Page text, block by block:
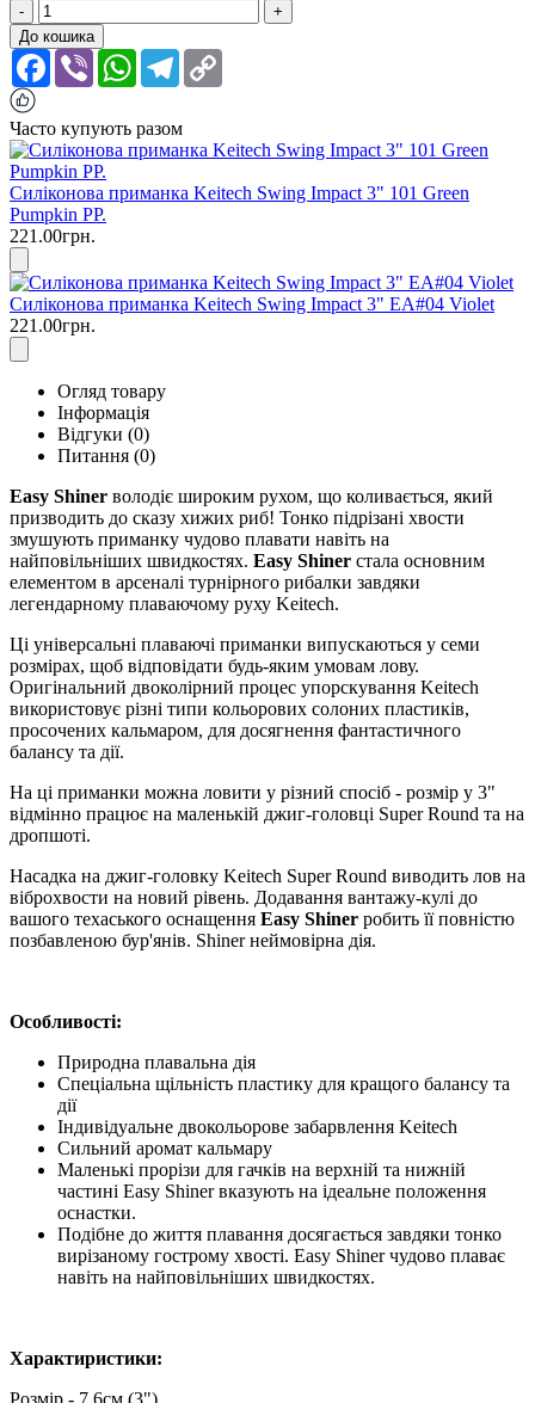
-
+
До кошика
Facebook
Viber WhatsApp
Telegram
Часто купують разом
Силіконова приманка Keitech Swing Impact 3" 101 Green
Pumpkin PP.
221.00грн.
Силіконова приманка Keitech Swing Impact 3" EA#04 Violet
221.00грн.
Огляд товару
Інформація
Відгуки (0)
Питання (0)
Easy Shiner володіє широким рухом, що коливається, який
призводить до сказу хижих риб! Тонко підрізані хвости
змушують приманку чудово плавати навіть на
найповільніших швидкостях. Easy Shiner стала основним
елементом в арсеналі турнірного рибалки завдяки
легендарному плаваючому руху Keitech.
Ці універсальні плаваючі приманки випускаються у семи
розмірах, щоб відповідати будь-яким умовам лову.
Оригінальний двоколірний процес упорскування Keitech
використовує різні типи кольорових солоних пластиків,
просочених кальмаром, для досягнення фантастичного
балансу та дії.
На ці приманки можна ловити у різний спосіб - розмір y 3"
відмінно працює на маленькій джиг-головці Super Round та на
дропшоті.
Насадка на джиг-головку Keitech Super Round виводить лов на
віброхвости на новий рівень. Додавання вантажу-кулі до
вашого техаського оснащення Easy Shiner робить її повністю
позбавленою бур'янів. Shiner неймовірна дія.
Особливості:
Природна плавальна дія
Спеціальна щільність пластику для кращого балансу та
дії
Індивідуальне двокольорове забарвлення Keitech
Сильний аромат кальмару
Маленькі прорізи для гачків на верхній та нижній
частині Easy Shiner вказують на ідеальне положення
оснастки.
Подібне до життя плавання досягається завдяки тонко
вирізаному гострому хвості. Easy Shiner чудово плаває
навіть на найповільніших швидкостях.
Характиристики:
Розмір - 7.6см (3")